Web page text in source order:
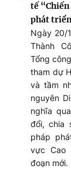
tế
phát
Ngày 20/
Thành
Tổng
tham dự
và tầm
nguyên
nghĩa
đổi, chia
pháp
vực Cao
đoạn mới.